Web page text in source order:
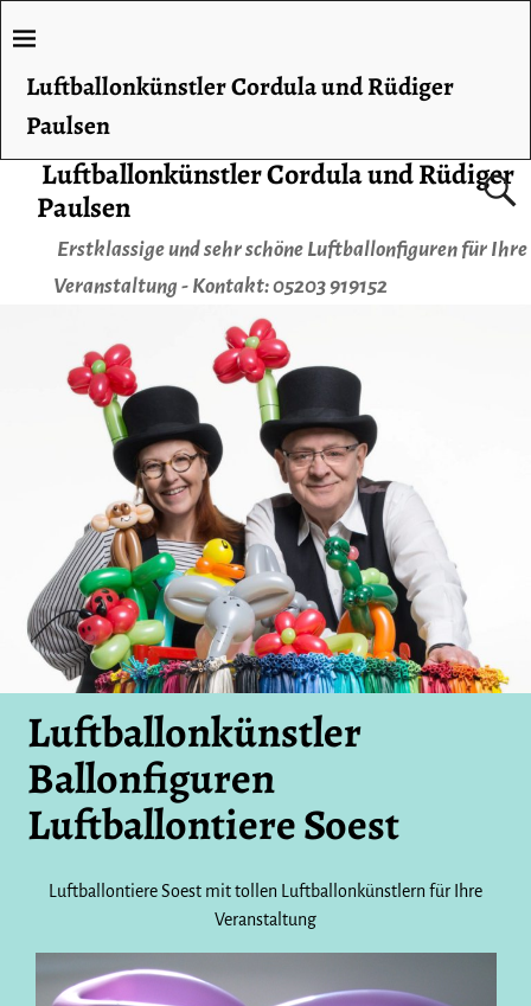
Luftballonkünstler Cordula und Rüdiger
Paulsen
Erstklassige und sehr schöne Luftballonfiguren für Ihre
Veranstaltung - Kontakt: 05203 919152
Luftballonkünstler Cordula und Rüdiger
Paulsen
Luftballonkünstler
Ballonfiguren
Luftballontiere Soest
Luftballontiere Soest mit tollen Luftballonkünstlern für Ihre
Veranstaltung